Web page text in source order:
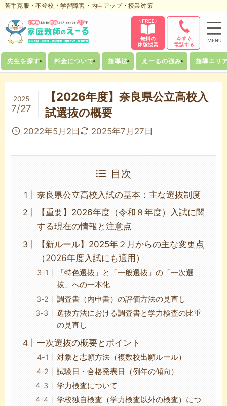
苦手克服・不登校・学習障害・内申アップ・授業対策
先生を探す 料金について 指導法 えーるの強み 指導エリ
【2026年度】奈良県公立高校入
試選抜の概要
2025
7/27
2022年5月2日 2025年7月27日
目次
奈良県公立高校入試の基本：主な選抜制度
【重要】2026年度（令和８年度）入試に関
する現在の情報と注意点
【新ルール】2025年２月からの主な変更点
（2026年度入試にも適用）
「特色選抜」と「一般選抜」の「一次選
抜」への一本化
調査書（内申書）の評価方法の見直し
選抜方法における調査書と学力検査の比重
の見直し
一次選抜の概要とポイント
対象と志願方法（複数校出願ルール）
試験日・合格発表日（例年の傾向）
学力検査について
学校独自検査（学力検査以外の検査）につ